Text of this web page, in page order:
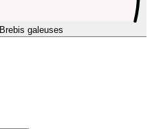
Brebis galeuses